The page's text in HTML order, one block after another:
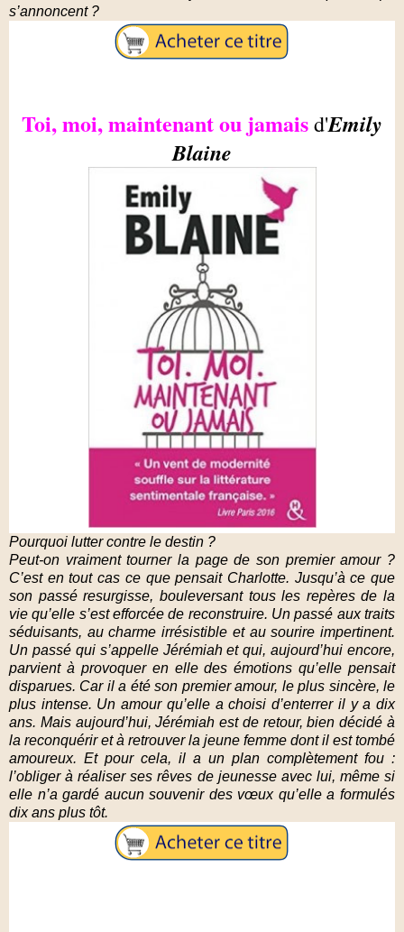
s’annoncent ?
Toi, moi, maintenant ou jamaisd'Emily
Blaine
Pourquoi lutter contre le destin ?
Peut-on vraiment tourner la page de son premier amour ?
C’est en tout cas ce que pensait Charlotte. Jusqu’à ce que
son passé resurgisse, bouleversant tous les repères de la
vie qu’elle s’est efforcée de reconstruire. Un passé aux traits
séduisants, au charme irrésistible et au sourire impertinent.
Un passé qui s’appelle Jérémiah et qui, aujourd’hui encore,
parvient à provoquer en elle des émotions qu’elle pensait
disparues. Car il a été son premier amour, le plus sincère, le
plus intense. Un amour qu’elle a choisi d’enterrer il y a dix
ans. Mais aujourd’hui, Jérémiah est de retour, bien décidé à
la reconquérir et à retrouver la jeune femme dont il est tombé
amoureux. Et pour cela, il a un plan complètement fou :
l’obliger à réaliser ses rêves de jeunesse avec lui, même si
elle n’a gardé aucun souvenir des vœux qu’elle a formulés
dix ans plus tôt.